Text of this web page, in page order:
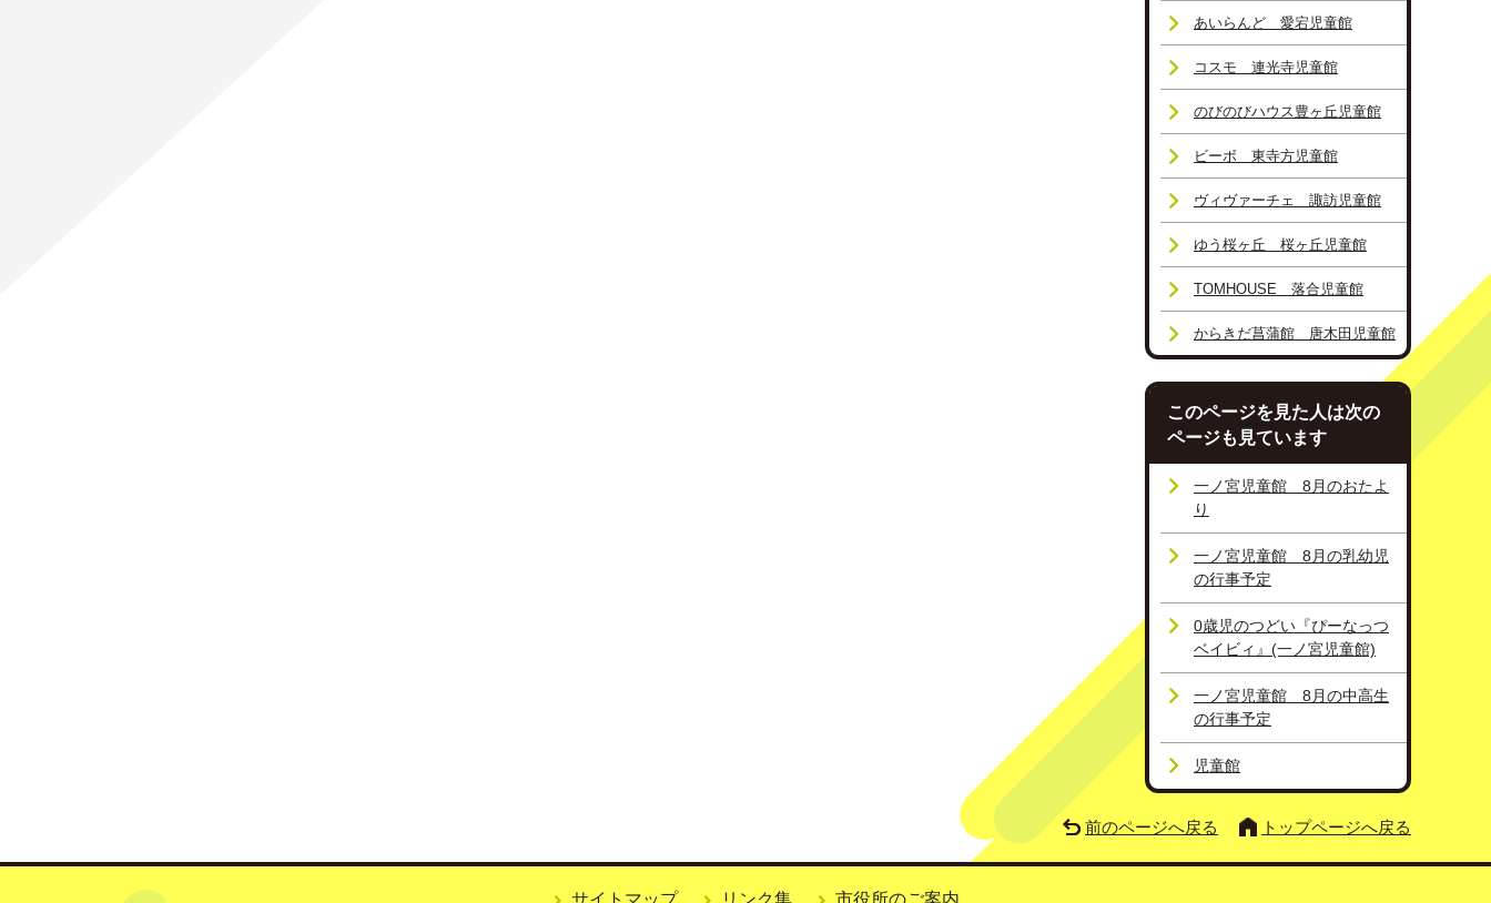
あいらんど 愛宕児童館
コスモ 連光寺児童館
のびのびハウス豊ヶ丘児童館
ビーボ 東寺方児童館
ヴィヴァーチェ 諏訪児童館
ゆう桜ヶ丘 桜ヶ丘児童館
TOMHOUSE 落合児童館
からきだ菖蒲館 唐木田児童館
このページを見た人は次の
ページも見ています
一ノ宮児童館 8月のおたよ
り
一ノ宮児童館 8月の乳幼児
の行事予定
0歳児のつどい『ぴーなっつ
ベイビィ』(一ノ宮児童館)
一ノ宮児童館 8月の中高生
の行事予定
児童館
前のページへ戻る トップページへ戻る
サイトマップ リンク集 市役所のご案内